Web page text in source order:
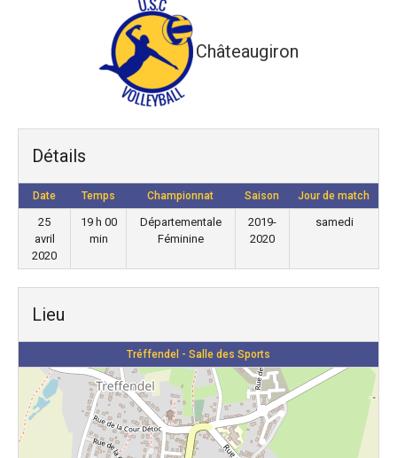
Châteaugiron
Détails
Date Temps Championnat Saison Jour de match
25
avril
2020
19 h 00
min
Départementale
Féminine
2019-
2020
samedi
Lieu
Tréffendel - Salle des Sports